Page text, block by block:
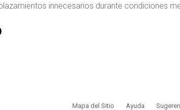
innecesarios durante condiciones
Mapa del Sitio Ayuda